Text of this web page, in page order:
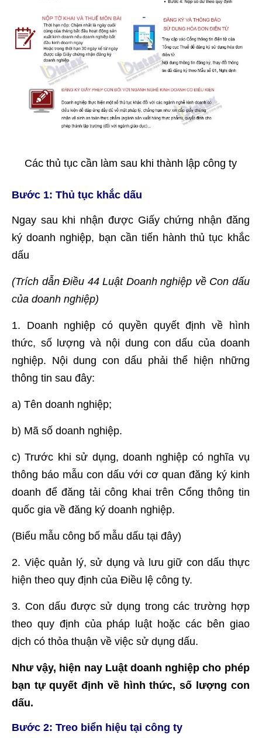
Các thủ tục cần làm sau khi thành lập công ty
Bước 1: Thủ tục khắc dấu
Ngay sau khi nhận được Giấy chứng nhận đăng
ký doanh nghiệp, bạn cần tiến hành thủ tục khắc
dấu
(Trích dẫnĐiều 44Luật Doanh nghiệp về Con dấu
của doanh nghiệp)
1. Doanh nghiệp có quyền quyết định về hình
thức, số lượng và nội dung con dấu của doanh
nghiệp. Nội dung con dấu phải thể hiện những
thông tin sau đây:
a) Tên doanh nghiệp;
b) Mã số doanh nghiệp.
c) Trước khi sử dụng, doanh nghiệp có nghĩa vụ
thông báo mẫu con dấu với cơ quan đăng ký kinh
doanh để đăng tải công khai trên Cổng thông tin
quốc gia về đăng ký doanh nghiệp.
(Biểu mẫu công bố mẫu dấu tại đây)
2. Việc quản lý, sử dụng và lưu giữ con dấu thực
hiện theo quy định của Điều lệ công ty.
3. Con dấu được sử dụng trong các trường hợp
theo quy định của pháp luật hoặc các bên giao
dịch có thỏa thuận về việc sử dụng dấu.
Như vậy, hiện nay Luật doanh nghiệp cho phép
bạn tự quyết định về hình thức, số lượng con
dấu.
Bước 2: Treo biển hiệu tại công ty